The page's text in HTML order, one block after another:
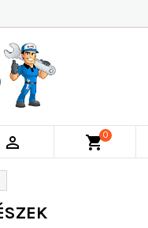
 shopping_cart0